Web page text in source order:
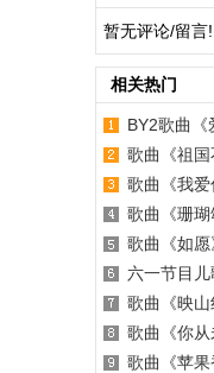
暂无评论/留言!
相关热门
BY2歌曲《
歌曲《祖
歌曲《我
歌曲《珊
歌曲《如
六一节目
歌曲《映
歌曲《你
歌曲《苹